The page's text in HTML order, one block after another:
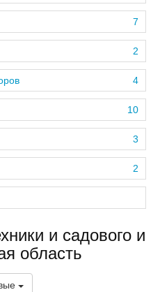
7
2
4
10
3
2
и садового и
область